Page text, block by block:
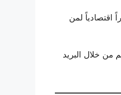
اقتصادياً لمن
من خلال البريد